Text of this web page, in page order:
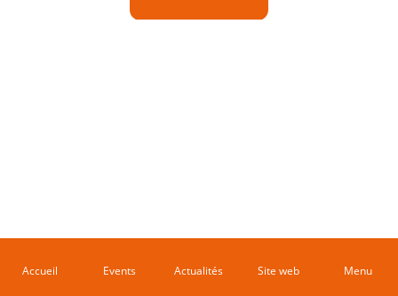
Accueil Events Actualités Site web Menu